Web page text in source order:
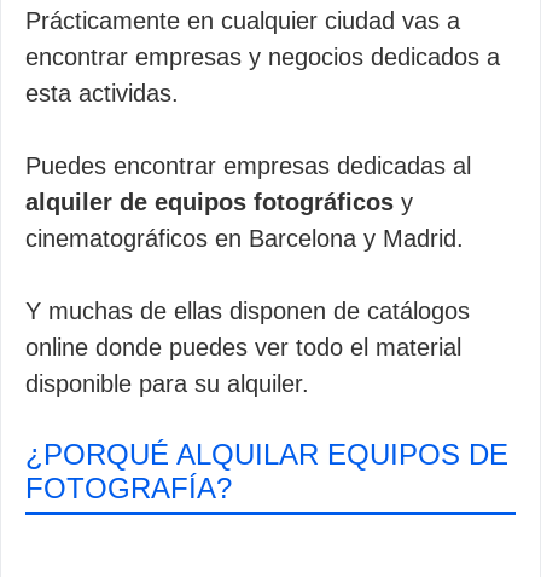
Prácticamente en cualquier ciudad vas a
encontrar empresas y negocios dedicados a
esta actividas.
Puedes encontrar empresas dedicadas al
alquiler de equipos fotográficos y
cinematográficos en Barcelona y Madrid.
Y muchas de ellas disponen de catálogos
online donde puedes ver todo el material
disponible para su alquiler.
¿PORQUÉ ALQUILAR EQUIPOS DE
FOTOGRAFÍA?